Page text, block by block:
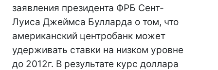
заявления президента ФРБ Сент-
Луиса Джеймса Булларда о том, что
американский центробанк может
удерживать ставки на низком уровне
до 2012г. В результате курс доллара